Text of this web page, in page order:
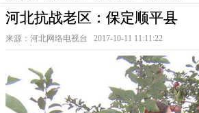
河北抗战老区：保定顺平县
来源：河北网络电视台 2017-10-11 11:11:22